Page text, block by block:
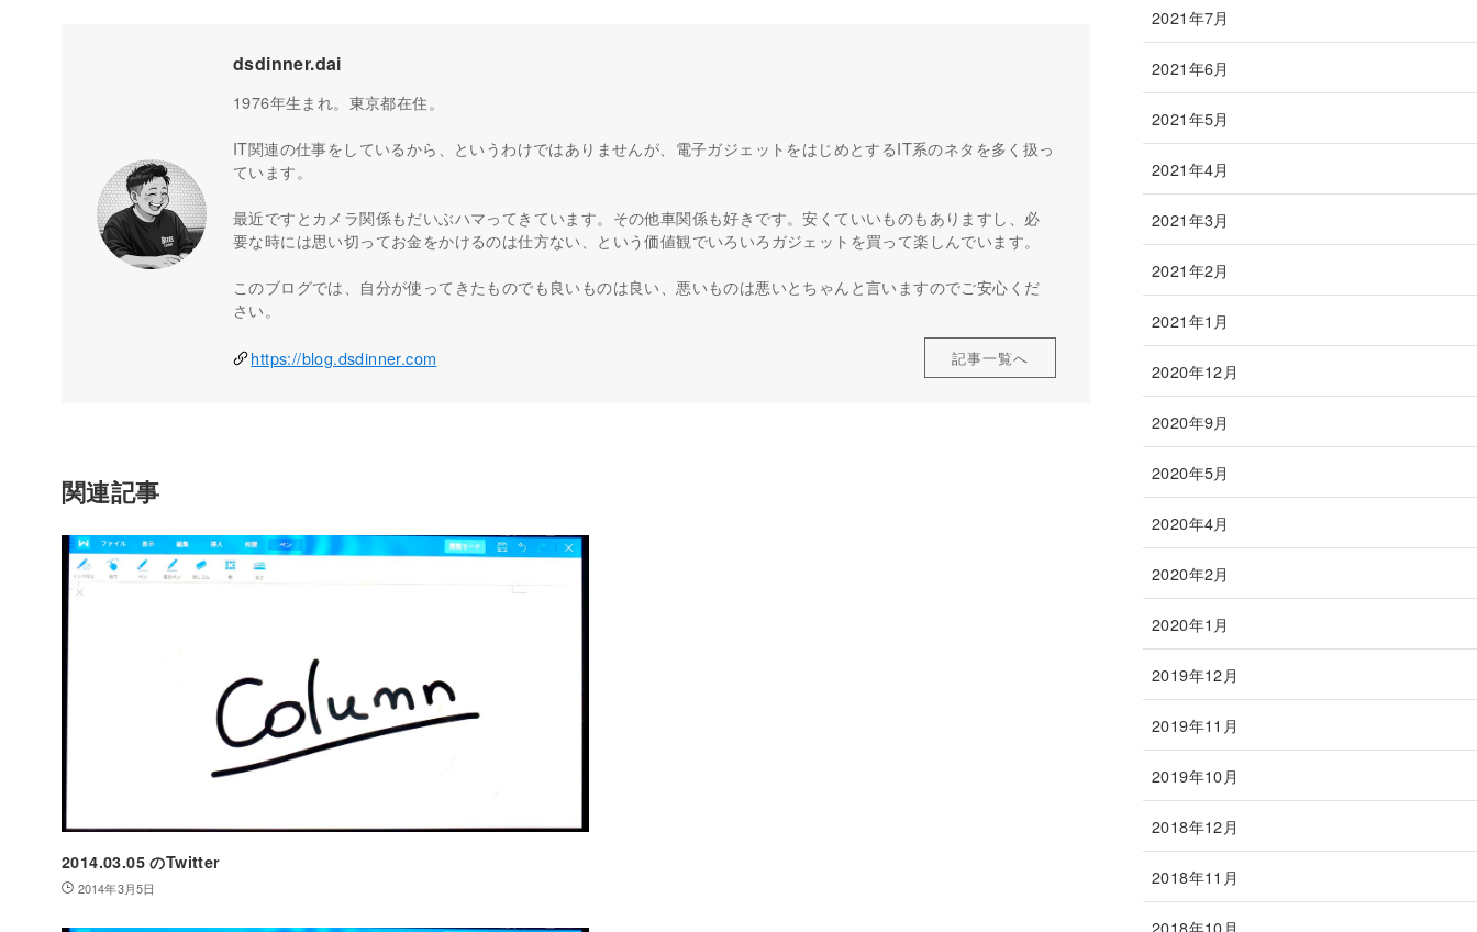
dsdinner.dai
1976年生まれ。東京都在住。
IT関連の仕事をしているから、というわけではありませんが、電子ガジェットをはじめとするIT系のネタを多く扱っ
ています。
最近ですとカメラ関係もだいぶハマってきています。その他車関係も好きです。安くていいものもありますし、必
要な時には思い切ってお金をかけるのは仕方ない、という価値観でいろいろガジェットを買って楽しんでいます。
このブログでは、自分が使ってきたものでも良いものは良い、悪いものは悪いとちゃんと言いますのでご安心くだ
さい。
https://blog.dsdinner.com 記事一覧へ
関連記事
2014.03.05 のTwitter
2014年3月5日
2021年7月
2021年6月
2021年5月
2021年4月
2021年3月
2021年2月
2021年1月
2020年12月
2020年9月
2020年5月
2020年4月
2020年2月
2020年1月
2019年12月
2019年11月
2019年10月
2018年12月
2018年11月
2018年10月